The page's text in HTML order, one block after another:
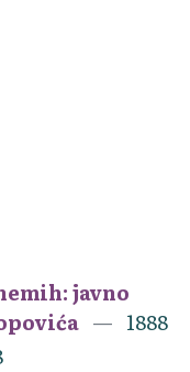
javno
1888